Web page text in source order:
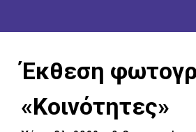
Έκθεση
«Κοινότητες»